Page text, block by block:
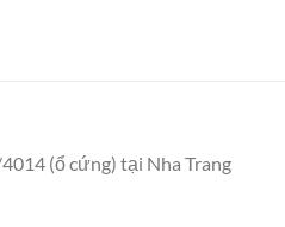
(ổ cứng) tại Nha Trang